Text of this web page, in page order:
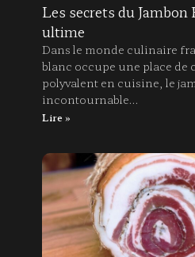
Les secrets du Jambon
ultime
Dans le monde culinaire
blanc occupe une place de
polyvalent en cuisine, le
incontournable…
Lire »